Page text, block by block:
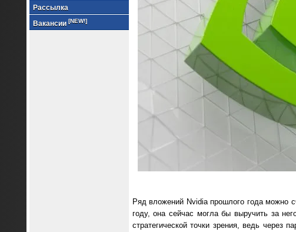
Рассылка
Вакансии [NEW!]
Ряд вложений Nvidia прошлого года можно
году, она сейчас могла бы выручить за
стратегической точки зрения, ведь через